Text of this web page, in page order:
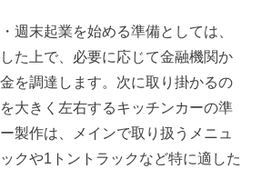
週末起業を始める準備としては、
た上で、必要に応じて金融機関か
を調達します。次に取り掛かるの
大きく左右するキッチンカーの準
製作は、メインで取り扱うメニュ
クや1トントラックなど特に適した